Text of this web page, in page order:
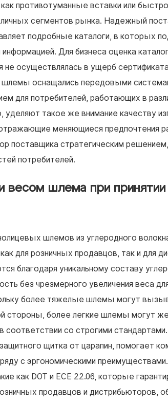
противотуманные вставки или
сегментов рынка. Надежный
подробные каталоги, в которых
Для бизнеса оценка
не осуществлялась в ущерб
оснащались передовыми
для потребителей, работающих в
такое же внимание качеству
меняющиеся предпочтения
поставщика стратегическим
потребителей.
весом шлема при
шлемов из углеродного
для розничных продавцов, так и для
благодаря уникальному составу
без чрезмерного увеличения веса
более тяжелые шлемы могут
стороны, более легкие шлемы могут
соответствии со строгими
щитка от царапин, помогает
с эргономическими
как DOT и ECE 22.06, которые
продавцов и дистрибьюторов,